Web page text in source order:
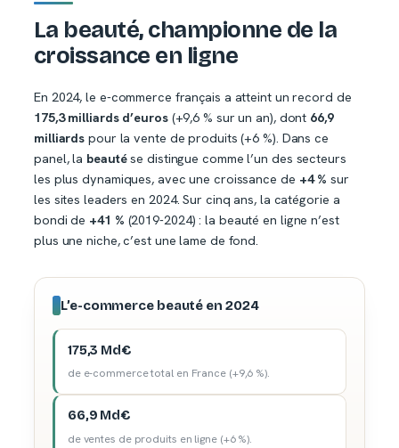
La beauté, championne de la
croissance en ligne
En 2024, le e-commerce français a atteint un record de
175,3 milliards d’euros(+9,6 % sur un an), dont 66,9
milliards pour la vente de produits (+6 %). Dans ce
panel, la beautése distingue comme l’un des secteurs
les plus dynamiques, avec une croissance de +4 % sur
les sites leaders en 2024. Sur cinq ans, la catégorie a
bondi de +41 % (2019-2024) : la beauté en ligne n’est
plus une niche, c’est une lame de fond.
L’e-commerce beauté en 2024
175,3 Md€
de e-commerce total en France (+9,6 %).
66,9 Md€
de ventes de produits en ligne (+6 %).